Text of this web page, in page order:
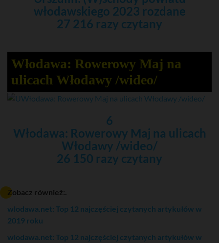
włodawskiego 2023 rozdane
27 216 razy czytany
Włodawa: Rowerowy Maj na
ulicach Włodawy /wideo/
6
Włodawa: Rowerowy Maj na ulicach
Włodawy /wideo/
26 150 razy czytany
Zobacz również:.
wlodawa.net: Top 12 najczęściej czytanych artykułów w
2019 roku
wlodawa.net: Top 12 najczęściej czytanych artykułów w